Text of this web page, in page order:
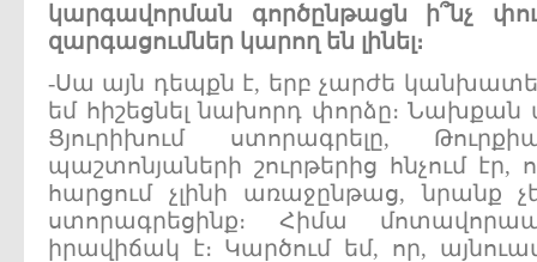
կարգավորման
գործընթացն ի՞նչ
զարգացումներ կարող են լինել։
-Սա այն դեպքն է, երբ չարժե
եմ հիշեցնել նախորդ փորձը։ Նախքան
Ցյուրիխում ստորագրելը,
պաշտոնյաների շուրթերից հնչում
հարցում չլինի առաջընթաց, նրանք
ստորագրեցինք։ Հիմա
իրավիճակ է։ Կարծում եմ, որ,